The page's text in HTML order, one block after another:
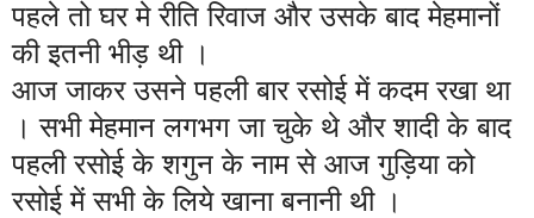
पहले तो घर मे रीति रिवाज और उसके बाद मेहमानों
की इतनी भीड़ थी ।
आज जाकर उसने पहली बार रसोई में कदम रखा था
। सभी मेहमान लगभग जा चुके थे और शादी के बाद
पहली रसोई के शगुन के नाम से आज गुड़िया को
रसोई में सभी के लिये खाना बनानी थी ।